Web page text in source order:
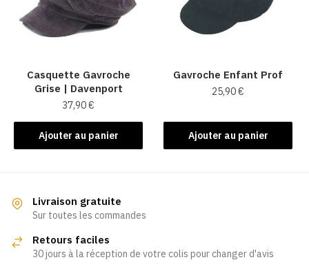
Casquette Gavroche
Grise | Davenport
37,90€
Ajouter au panier
Gavroche Enfant Prof
25,90€
Ajouter au panier
Livraison gratuite
Sur toutes les commandes
Retours faciles
30 jours à la réception de votre colis pour changer d'avis